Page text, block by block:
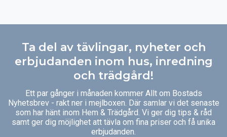
Ta del av tävlingar, nyheter och
erbjudanden inom hus, inredning
och trädgård!
Ett par gånger i månaden kommer Allt om Bostads
Nyhetsbrev - rakt ner i mejlboxen. Där samlar vi det senaste
som har hänt inom Hem & Trädgård. Vi ger dig tips & råd
samt ger dig möjlighet att tävla om fina priser och få unika
erbjudanden.